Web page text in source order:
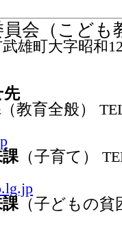
会（こども
雄町大字昭和
先
（教育全般）
（子育て）
（子どもの貧